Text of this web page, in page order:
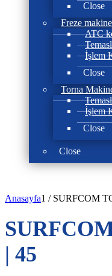
Close
Freze
ATC
İşlem
Close
Torna
İşlem
Close
Close
Anasayfa1 / SURFCOM
| 45